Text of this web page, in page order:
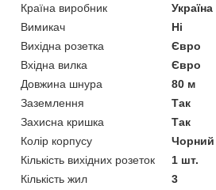
Країна виробник
Україна
Вимикач
Ні
Вихідна розетка
Євро
Вхідна вилка
Євро
Довжина шнура
80 м
Заземлення
Так
Захисна кришка
Так
Колір корпусу
Чорний
Кількість вихідних розеток
1 шт.
Кількість жил
3